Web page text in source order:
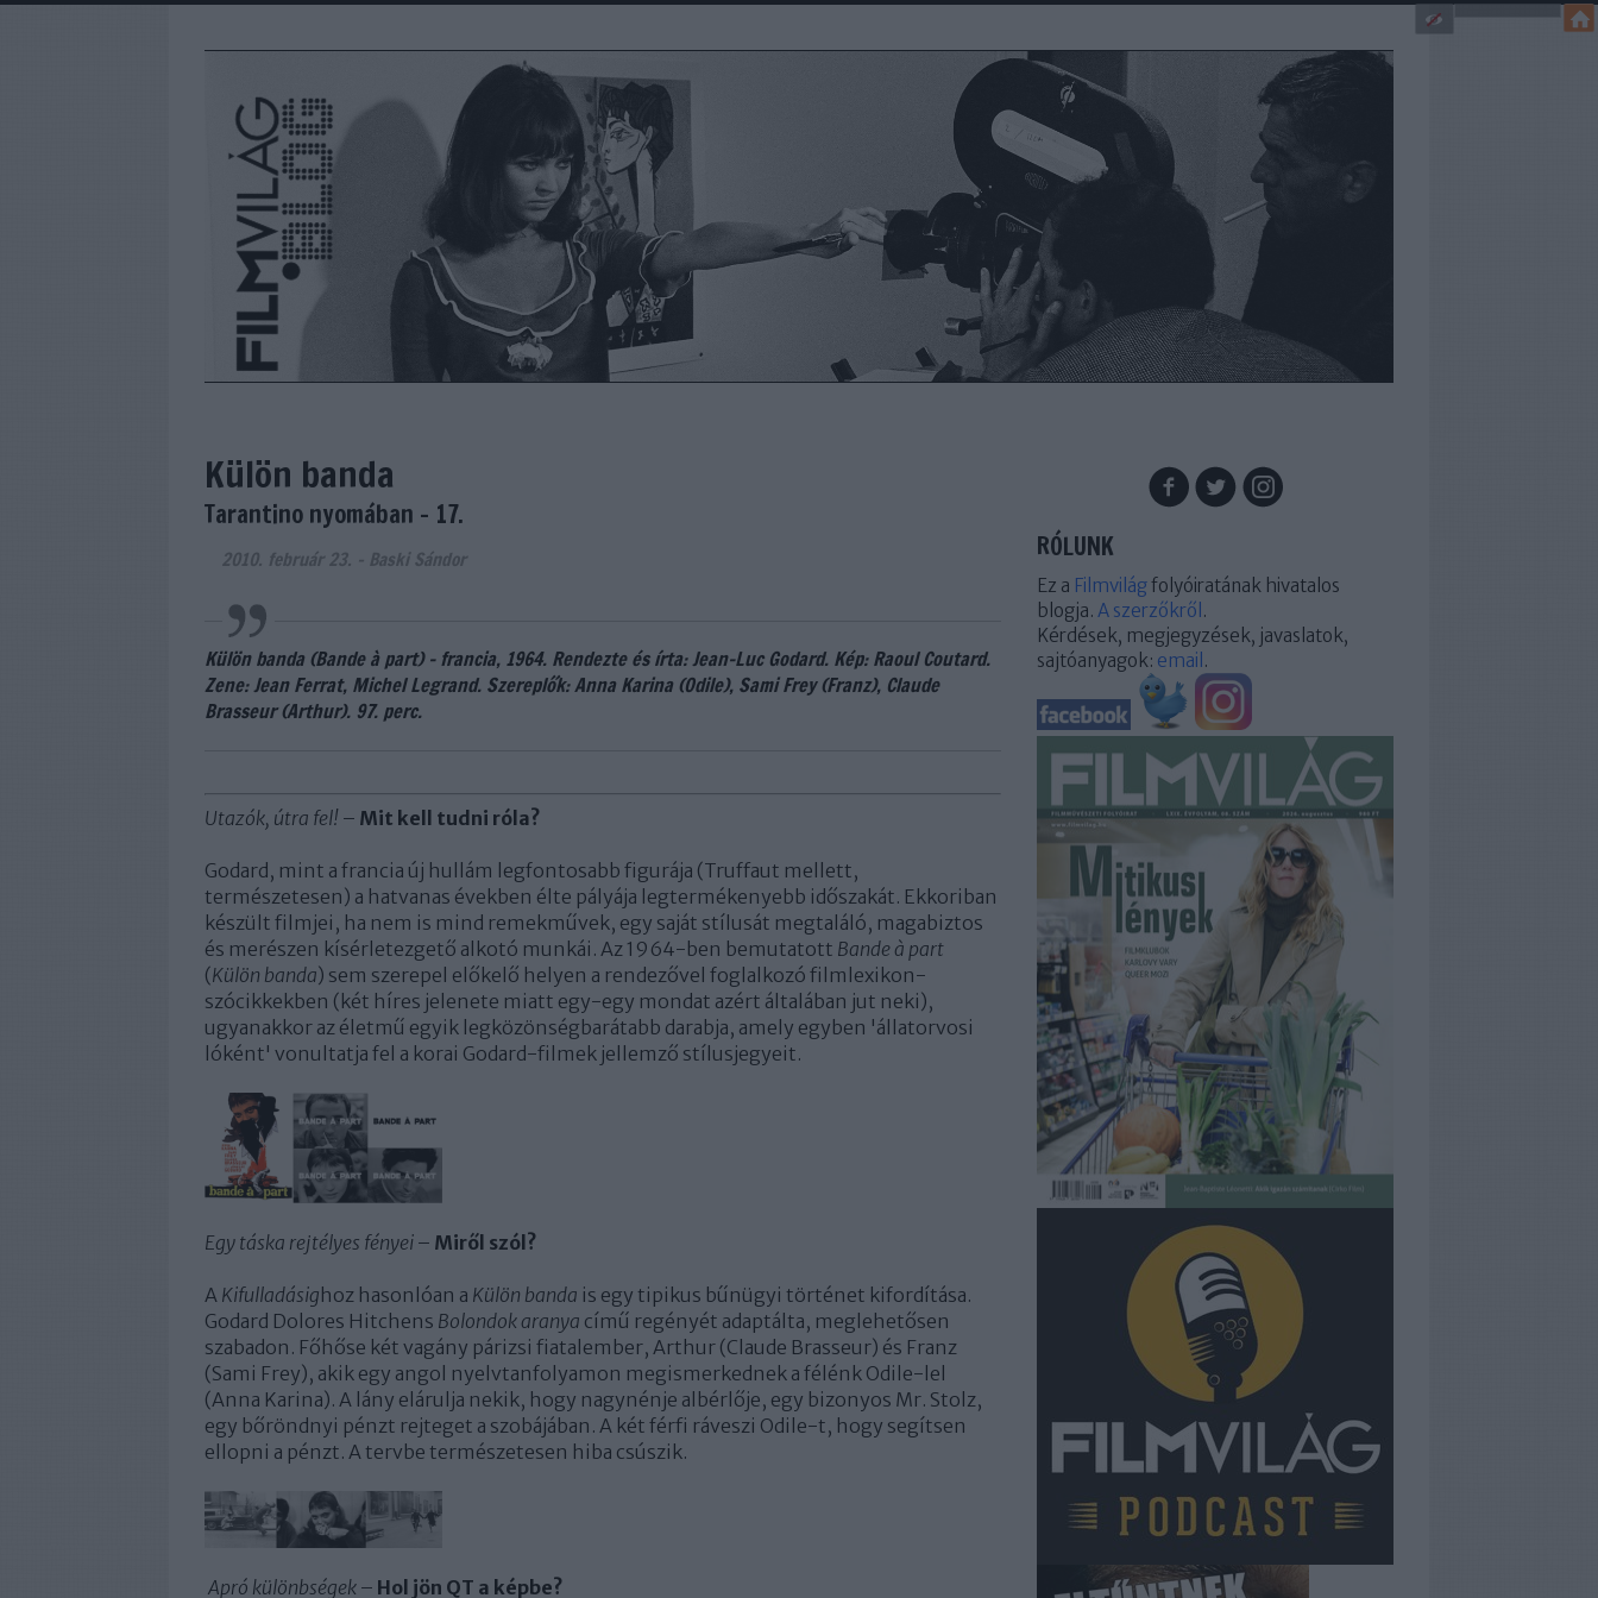
Külön banda
Tarantino nyomában - 17.
2010. február 23. - Baski Sándor
Külön banda (Bande à part) - francia, 1964. Rendezte és írta: Jean-Luc Godard. Kép: Raoul Coutard.
Zene: Jean Ferrat, Michel Legrand. Szereplők: Anna Karina (Odile), Sami Frey (Franz), Claude
Brasseur (Arthur). 97. perc.
Utazók, útra fel! – Mit kell tudni róla?
Godard, mint a francia új hullám legfontosabb figurája (Truffaut mellett,
természetesen) a hatvanas években élte pályája legtermékenyebb időszakát. Ekkoriban
készült filmjei, ha nem is mind remekművek, egy saját stílusát megtaláló, magabiztos
és merészen kísérletezgető alkotó munkái. Az 1964-ben bemutatott Bande à part
(Külön banda) sem szerepel előkelő helyen a rendezővel foglalkozó filmlexikon-
szócikkekben (két híres jelenete miatt egy-egy mondat azért általában jut neki),
ugyanakkor az életmű egyik legközönségbarátabb darabja, amely egyben 'állatorvosi
lóként' vonultatja fel a korai Godard-filmek jellemző stílusjegyeit.
Egy táska rejtélyes fényei – Miről szól?
A Kifulladásig hoz hasonlóan a Külön banda is egy tipikus bűnügyi történet kifordítása.
Godard Dolores Hitchens Bolondok aranya című regényét adaptálta, meglehetősen
szabadon. Főhőse két vagány párizsi fiatalember, Arthur (Claude Brasseur) és Franz
(Sami Frey), akik egy angol nyelvtanfolyamon megismerkednek a félénk Odile-lel
(Anna Karina). A lány elárulja nekik, hogy nagynénje albérlője, egy bizonyos Mr. Stolz,
egy bőröndnyi pénzt rejteget a szobájában. A két férfi ráveszi Odile-t, hogy segítsen
ellopni a pénzt. A tervbe természetesen hiba csúszik.
Apró különbségek – Hol jön QT a képbe?
RÓLUNK
Ez a Filmvilágfolyóiratának hivatalos
blogja. A szerzőkről .
Kérdések, megjegyzések, javaslatok,
sajtóanyagok: email .